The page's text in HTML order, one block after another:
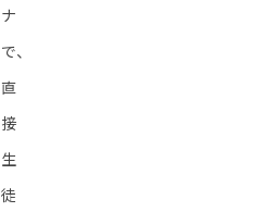
ナ
で、
直
接
生
徒